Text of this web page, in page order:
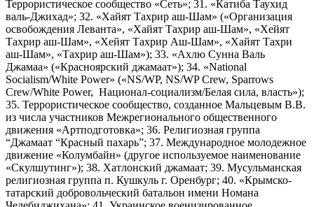
Террористическое сообщество «Сеть»; 31. «Катиба Таухид
валь-Джихад»; 32. «Хайят Тахрир аш-Шам» («Организация
освобождения Леванта», «Хайят Тахрир аш-Шам», «Хейят
Тахрир аш-Шам», «Хейят Тахрир Аш-Шам», «Хайят Тахри
аш-Шам», «Тахрир аш-Шам»); 33. «Ахлю Сунна Валь
Джамаа» («Красноярский джамаат»); 34. «National
Socialism/White Power» («NS/WP, NS/WP Crew, Sparrows
Crew/White Power, Национал-социализм/Белая сила, власть»);
35. Террористическое сообщество, созданное Мальцевым В.В.
из числа участников Межрегионального общественного
движения «Артподготовка»; 36. Религиозная группа
“Джамаат “Красный пахарь”; 37. Международное молодежное
движение «Колумбайн» (другое используемое наименование
«Скулшутинг»); 38. Хатлонский джамаат; 39. Мусульманская
религиозная группа п. Кушкуль г. Оренбург; 40. «Крымско-
татарский добровольческий батальон имени Номана